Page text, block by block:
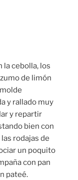
la cebolla, los
de limón
y rallado muy
y repartir
bien con
rodajas de
un poquito
con pan
pateé.